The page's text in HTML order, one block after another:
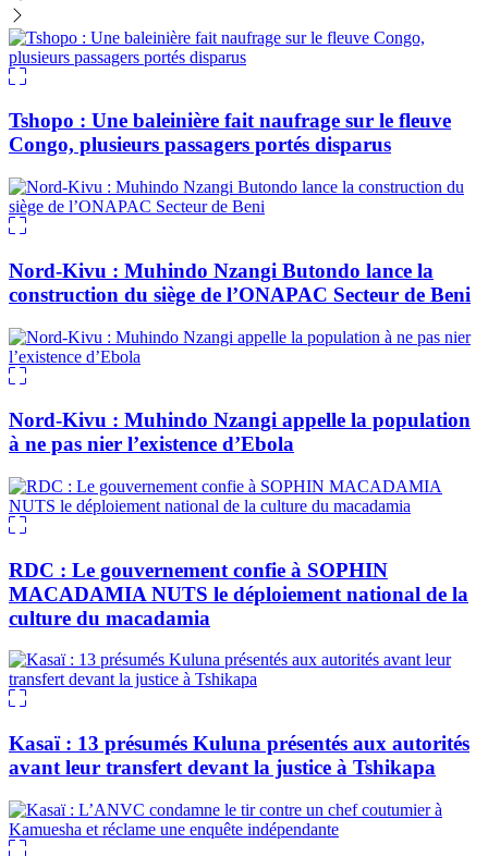
Tshopo : Une baleinière fait naufrage sur le fleuve
Congo, plusieurs passagers portés disparus
Nord-Kivu : Muhindo Nzangi Butondo lance la
construction du siège de l’ONAPAC Secteur de Beni
Nord-Kivu : Muhindo Nzangi appelle la population
à ne pas nier l’existence d’Ebola
RDC : Le gouvernement confie à SOPHIN
MACADAMIA NUTS le déploiement national de la
culture du macadamia
Kasaï : 13 présumés Kuluna présentés aux autorités
avant leur transfert devant la justice à Tshikapa